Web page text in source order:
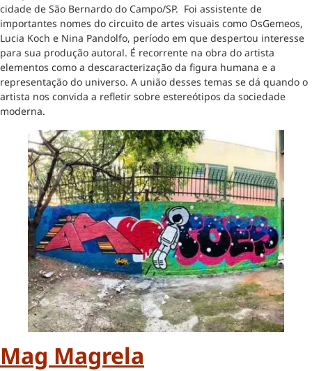
cidade de São Bernardo do Campo/SP. Foi assistente de
importantes nomes do circuito de artes visuais como OsGemeos,
Lucia Koch e Nina Pandolfo, período em que despertou interesse
para sua produção autoral. É recorrente na obra do artista
elementos como a descaracterização da figura humana e a
representação do universo. A união desses temas se dá quando o
artista nos convida a refletir sobre estereótipos da sociedade
moderna.
Mag Magrela